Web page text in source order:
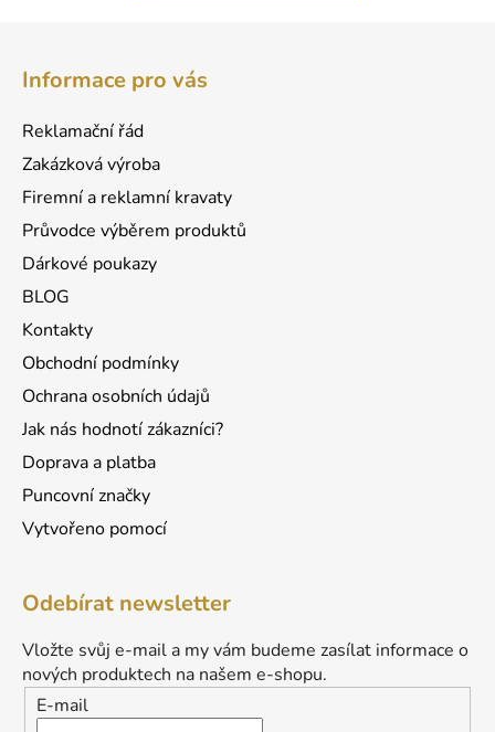
Informace pro vás
Reklamační řád
Zakázková výroba
Firemní a reklamní kravaty
Průvodce výběrem produktů
Dárkové poukazy
BLOG
Kontakty
Obchodní podmínky
Ochrana osobních údajů
Jak nás hodnotí zákazníci?
Doprava a platba
Puncovní značky
Vytvořeno pomocí
Odebírat newsletter
Vložte svůj e-mail a my vám budeme zasílat informace o
nových produktech na našem e-shopu.
E-mail